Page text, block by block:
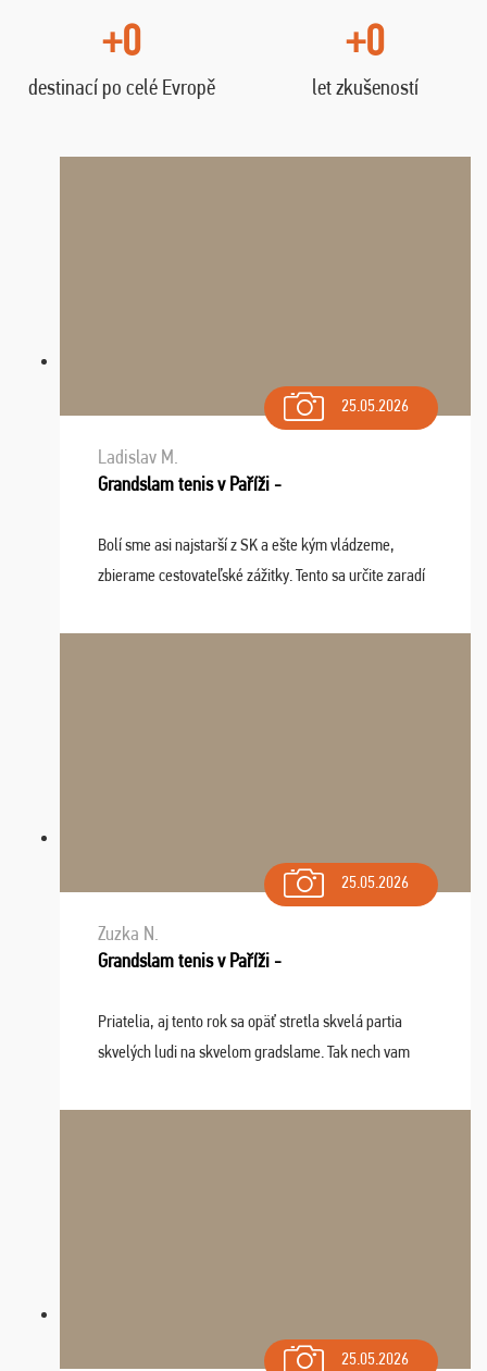
+0
destinací po celé Evropě
+0
let zkušeností
25.05.2026
Ladislav M.
Grandslam tenis v Paříži -
Bolí sme asi najstarší z SK a ešte kým vládzeme,
zbierame cestovateľské zážitky. Tento sa určite zaradí
osudu - pohodový šefík Meďo, dobrá parti ...
25.05.2026
Zuzka N.
Grandslam tenis v Paříži -
Priatelia, aj tento rok sa opäť stretla skvelá partia
skvelých ludi na skvelom gradslame. Tak nech vam
sa na budúci rok. Prajem vam este veľa ta ...
25.05.2026